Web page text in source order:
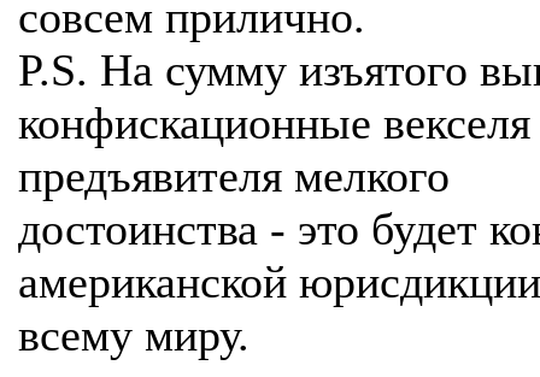
совсем прилично.
P.S. На сумму изъятого
конфискационные
предъявителя мелкого
достоинства - это будет
американской
всему миру.